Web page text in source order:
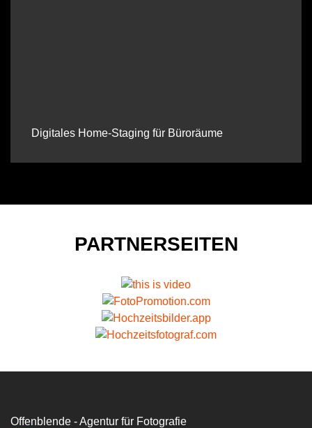
Digitales Home-Staging für Büroräume
PARTNERSEITEN
Offenblende - Agentur für Fotografie